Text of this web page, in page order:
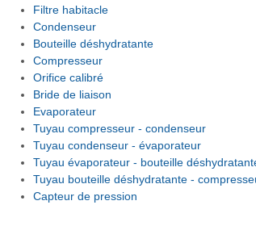
Filtre habitacle
Condenseur
Bouteille déshydratante
Compresseur
Orifice calibré
Bride de liaison
Evaporateur
Tuyau compresseur - condenseur
Tuyau condenseur - évaporateur
Tuyau évaporateur - bouteille
Tuyau bouteille déshydratante -
Capteur de pression